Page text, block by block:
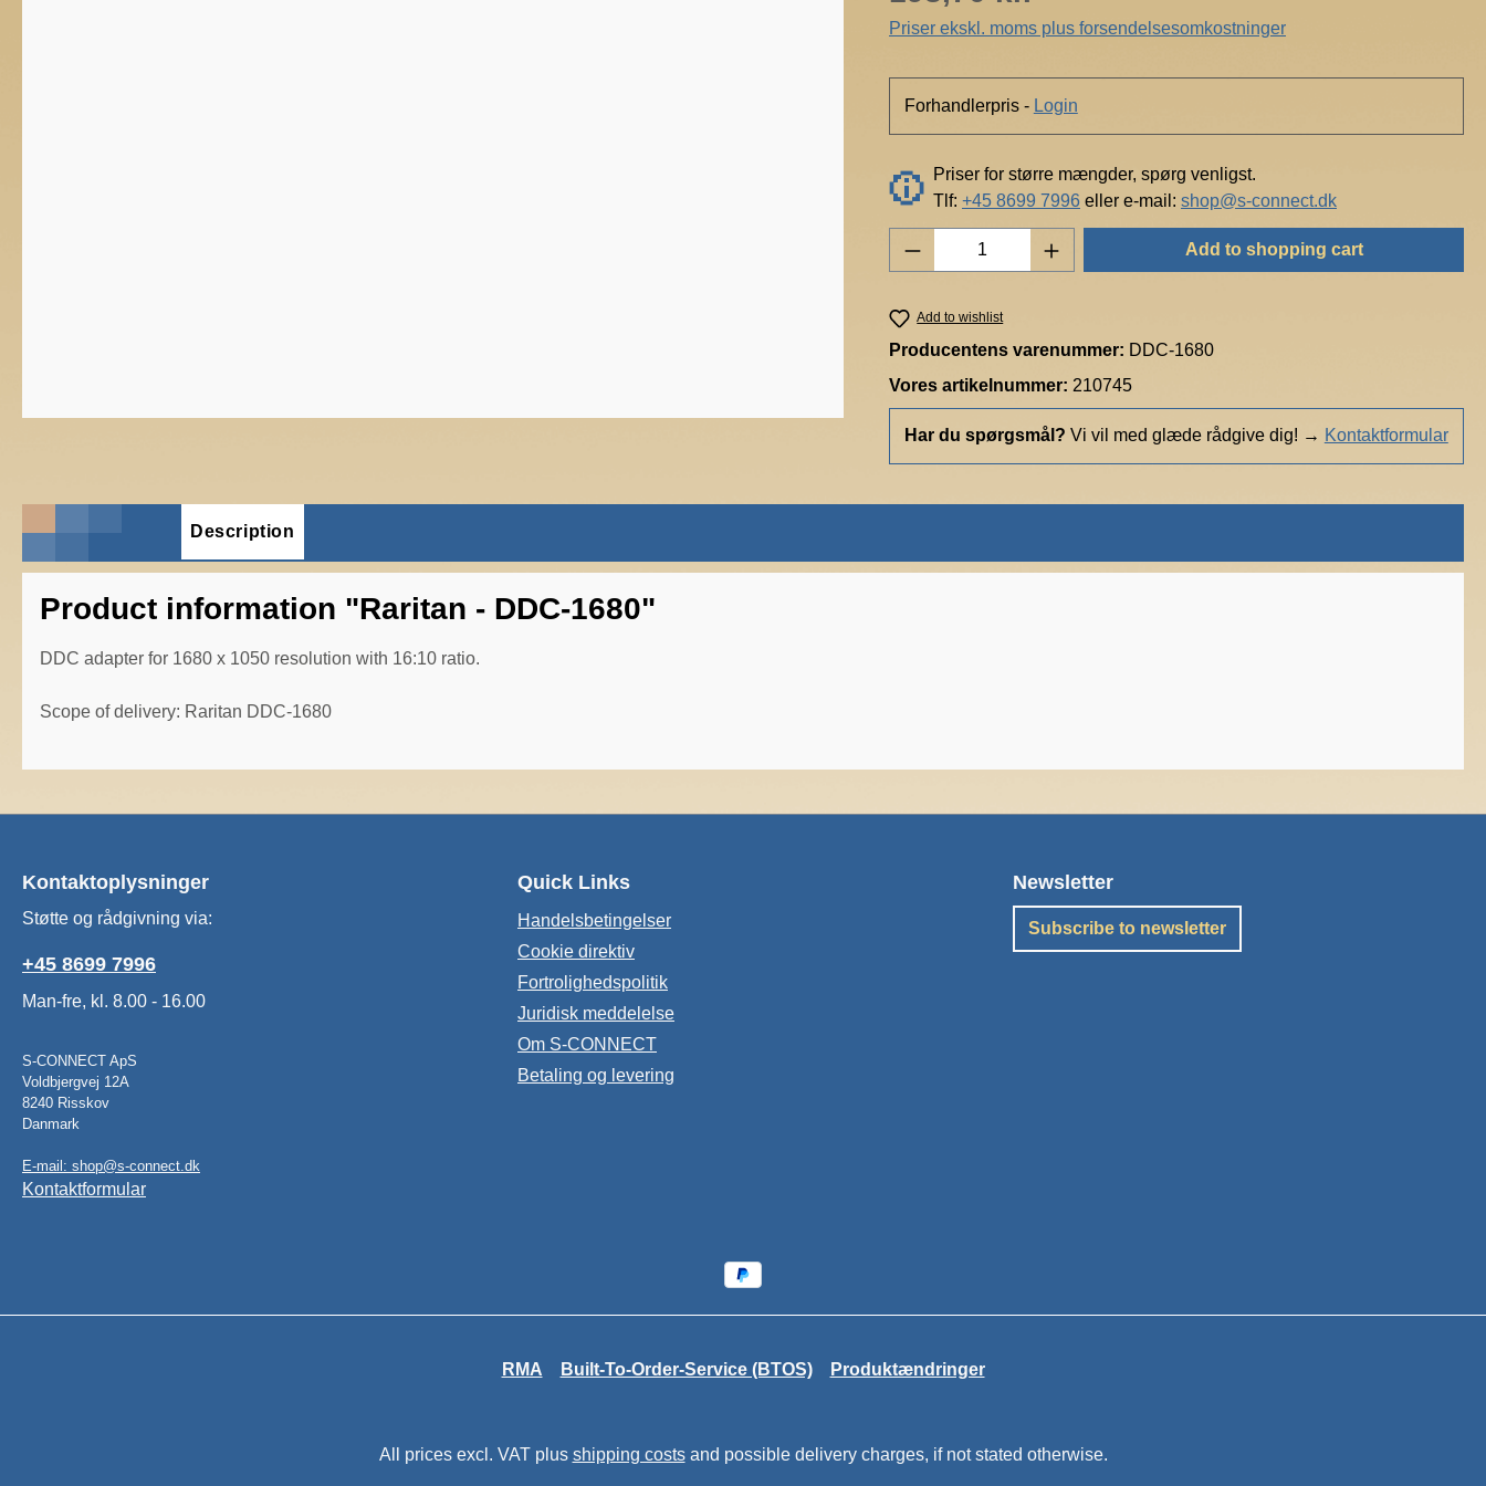
t
Priser ekskl. moms plus forsendelsesomkostninger
Forhandlerpris - Login
Priser for større mængder, spørg venligst.
Tlf: +45 8699 7996 eller e-mail: shop@s-connect.dk
Product Quantity: Enter the desired amount or
Add to shopping cart
Add to wishlist
Producentens varenummer: DDC-1680
Vores artikelnummer: 210745
Har du spørgsmål? Vi vil med glæde rådgive dig! → Kontaktformular
Description
Product information "Raritan - DDC-1680"
DDC adapter for 1680 x 1050 resolution with 16:10 ratio.
Scope of delivery: Raritan DDC-1680
Kontaktoplysninger
Støtte og rådgivning via:
+45 8699 7996
Man-fre, kl. 8.00 - 16.00
S-CONNECT ApS
Voldbjergvej 12A
8240 Risskov
Danmark
E-mail: shop@s-connect.dk
Kontaktformular
Quick Links
Handelsbetingelser
Cookie direktiv
Fortrolighedspolitik
Juridisk meddelelse
Om S-CONNECT
Betaling og levering
Newsletter
Subscribe to newsletter
RMA Built-To-Order-Service (BTOS) Produktændringer
All prices excl. VAT plus shipping costsand possible delivery charges, if not stated otherwise.